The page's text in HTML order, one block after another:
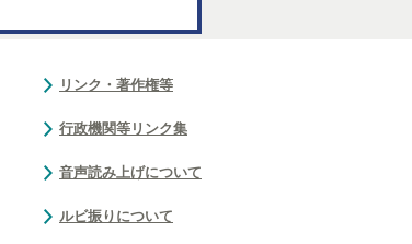
リンク・著作権等
行政機関等リンク集
音声読み上げについて
ルビ振りについて